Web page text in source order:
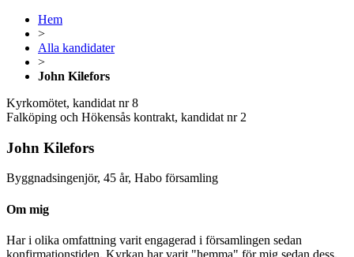
Hem
>
Alla kandidater
>
John Kilefors
Kyrkomötet, kandidat nr 8
Falköping och Hökensås kontrakt, kandidat nr 2
John Kilefors
Byggnadsingenjör, 45 år, Habo församling
Om mig
Har i olika omfattning varit engagerad i församlingen sedan
konfirmationstiden. Kyrkan har varit "hemma" för mig sedan dess.